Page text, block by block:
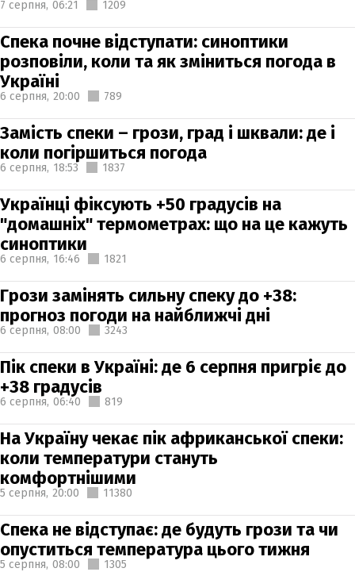
7 серпня, 06:21 1209
Спека почне відступати: синоптики
розповіли, коли та як зміниться погода в
Україні
6 серпня, 20:00 789
Замість спеки – грози, град і шквали: де і
коли погіршиться погода
6 серпня, 18:53 1837
Українці фіксують +50 градусів на
"домашніх" термометрах: що на це кажуть
синоптики
6 серпня, 16:46 1821
Грози замінять сильну спеку до +38:
прогноз погоди на найближчі дні
6 серпня, 08:00 3243
Пік спеки в Україні: де 6 серпня пригріє до
+38 градусів
6 серпня, 06:40 819
На Україну чекає пік африканської спеки:
коли температури стануть
комфортнішими
5 серпня, 20:00 11380
Спека не відступає: де будуть грози та чи
опуститься температура цього тижня
5 серпня, 08:00 1305